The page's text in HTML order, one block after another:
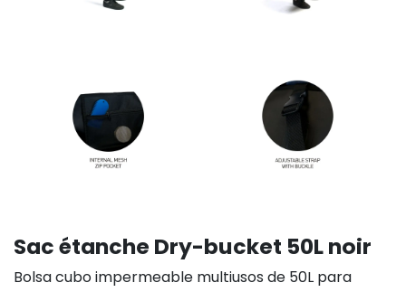
Sac étanche Dry-bucket 50L noir
Bolsa cubo impermeable multiusos de 50L para